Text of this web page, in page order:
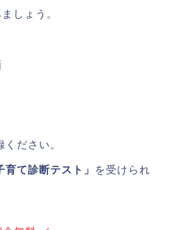
しょう。
ださい。
育て診断テスト」
を受けられ